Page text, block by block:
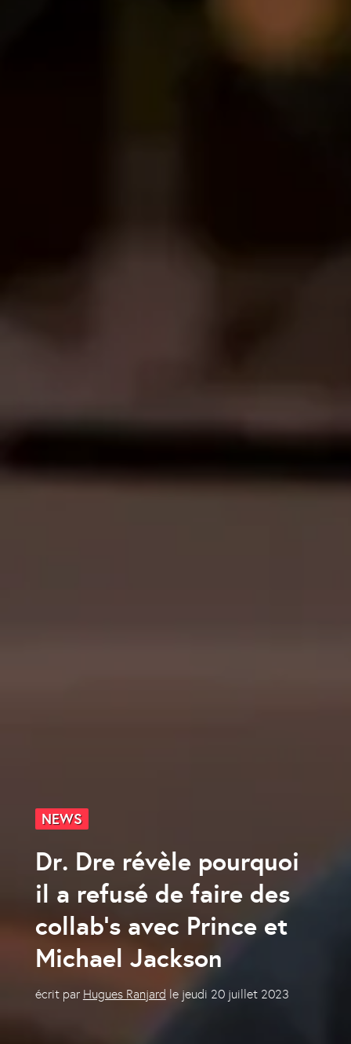
NEWS
Dr. Dre révèle pourquoi
il a refusé de faire des
collab’s avec Prince et
Michael Jackson
écrit par Hugues Ranjard le jeudi 20 juillet 2023